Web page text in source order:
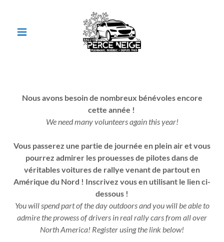
Nous avons besoin de nombreux bénévoles encore
cette année !
We need many volunteers again this year!
Vous passerez une partie de journée en plein air et vous
pourrez admirer les prouesses de pilotes dans de
véritables voitures de rallye venant de partout en
Amérique du Nord ! Inscrivez vous en utilisant le lien ci-
dessous !
You will spend part of the day outdoors and you will be able to
admire the prowess of drivers in real rally cars from all over
North America! Register using the link below!